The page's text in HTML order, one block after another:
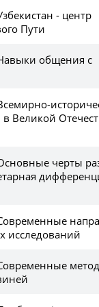
- центр
Пути
общения с
Великой
черты
исследований